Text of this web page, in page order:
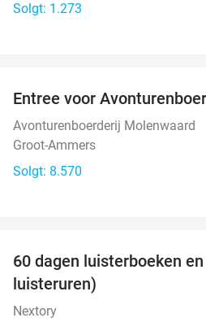
Solgt: 1.273
Entree voor
Avonturenboerderij Molenwaard
Groot-Ammers
Solgt: 8.570
60 dagen luisterboeken
luisteruren)
Nextory